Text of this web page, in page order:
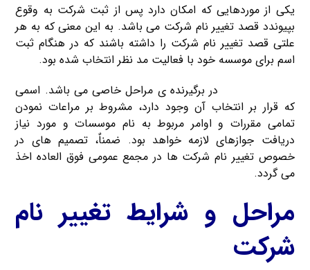
یکی از موردهایی که امکان دارد پس از ثبت شرکت به وقوع
بپیوندد قصد تغییر نام شرکت می باشد. به این معنی که به هر
علتی قصد تغییر نام شرکت را داشته باشند که در هنگام ثبت
اسم برای موسسه خود با فعالیت مد نظر انتخاب شده بود.
در برگیرنده ی مراحل خاصی می باشد. اسمی
که قرار بر انتخاب آن وجود دارد، مشروط بر مراعات نمودن
تمامی مقررات و اوامر مربوط به نام موسسات و مورد نیاز
دریافت جوازهای لازمه خواهد بود. ضمناٌ، تصمیم های در
خصوص تغییر نام شرکت ها در مجمع عمومی فوق العاده اخذ
می گردد.
مراحل و شرایط تغییر نام
شرکت